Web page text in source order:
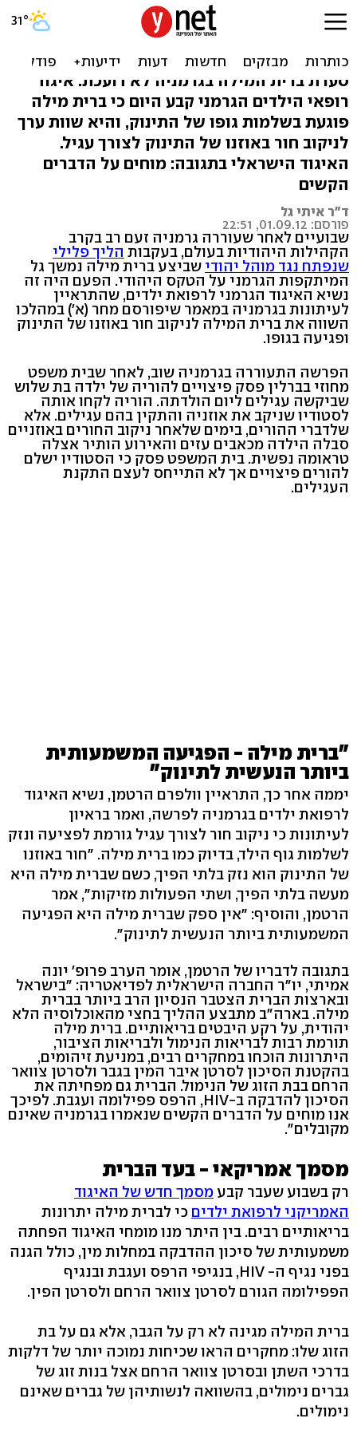
גרמניה: "ברית מילה פוגעת
בגוף כמו עגיל באוזן"
סערת ברית המילה בגרמניה לא דועכת: איגוד
רופאי הילדים הגרמני קבע היום כי ברית מילה
פוגעת בשלמות גופו של התינוק, והיא שוות ערך
לניקוב חור באוזנו של התינוק לצורך עגיל.
האיגוד הישראלי בתגובה: מוחים על הדברים
הקשים
ד"ר איתי גל
פורסם: 01.09.12, 22:51
שבועיים לאחר שעוררה גרמניה זעם רב בקרב
הקהילות היהודיות בעולם, בעקבות הליך פלילי
שנפתח נגד מוהל יהודי שביצע ברית מילה נמשך גל
המיתקפות הגרמני על הטקס היהודי. הפעם היה זה
נשיא האיגוד הגרמני לרפואת ילדים, שהתראיין
לעיתונות בגרמניה במאמר שיפורסם מחר (א') במהלכו
השווה את ברית המילה לניקוב חור באוזנו של התינוק
ופגיעה בגופו.
הפרשה התעוררה בגרמניה שוב, לאחר שבית משפט
מחוזי בברלין פסק פיצויים להוריה של ילדה בת שלוש
שביקשה עגילים ליום הולדתה. הוריה לקחו אותה
לסטודיו שניקב את אוזניה והתקין בהם עגילים. אלא
שלדברי ההורים, בימים שלאחר ניקוב החורים באוזניים
סבלה הילדה מכאבים עזים והאירוע הותיר אצלה
טראומה נפשית. בית המשפט פסק כי הסטודיו ישלם
להורים פיצויים אך לא התייחס לעצם התקנת
העגילים.
"ברית מילה - הפגיעה המשמעותית
ביותר הנעשית לתינוק"
יממה אחר כך, התראיין וולפרם הרטמן, נשיא האיגוד
לרפואת ילדים בגרמניה לפרשה, ואמר בראיון
לעיתונות כי ניקוב חור לצורך עגיל גורמת לפציעה ונזק
לשלמות גוף הילד, בדיוק כמו ברית מילה. "חור באוזנו
של התינוק הוא נזק בלתי הפיך, כשם שברית מילה היא
מעשה בלתי הפיך, ושתי הפעולות מזיקות", אמר
הרטמן, והוסיף: "אין ספק שברית מילה היא הפגיעה
המשמעותית ביותר הנעשית לתינוק".
בתגובה לדבריו של הרטמן, אומר הערב פרופ' יונה
אמיתי, יו"ר החברה הישראלית לפדיאטריה: "בישראל
ובארצות הברית הצטבר הנסיון הרב ביותר בברית
מילה. בארה"ב מתבצע ההליך בחצי מהאוכלוסיה הלא
יהודית, על רקע היבטים בריאותיים. ברית מילה
תורמת רבות לבריאות הנימול ולבריאות הציבור,
היתרונות הוכחו במחקרים רבים, במניעת זיהומים,
בהקטנת הסיכון לסרטן איבר המין בגבר ולסרטן צוואר
הרחם בבת הזוג של הנימול. הברית גם מפחיתה את
הסיכון להדבקה ב-HIV, הרפס פפילומה ועגבת. לפיכך
אנו מוחים על הדברים הקשים שנאמרו בגרמניה שאינם
מקובלים".
מסמך אמריקאי - בעד הברית
רק בשבוע שעבר קבע מסמך חדש של האיגוד
האמריקני לרפואת ילדים כי לברית מילה יתרונות
בריאותיים רבים. בין היתר מנו מומחי האיגוד הפחתה
משמעותית של סיכון ההדבקה במחלות מין, כולל הגנה
בפני נגיף ה- HIV, בנגיפי הרפס ועגבת ובנגיף
הפפילומה הגורם לסרטן צוואר הרחם ולסרטן הפין.
ברית המילה מגינה לא רק על הגבר, אלא גם על בת
הזוג שלו: מחקרים הראו שכיחות נמוכה יותר של דלקות
בדרכי השתן ובסרטן צוואר הרחם אצל בנות זוג של
גברים נימולים, בהשוואה לנשותיהן של גברים שאינם
נימולים.